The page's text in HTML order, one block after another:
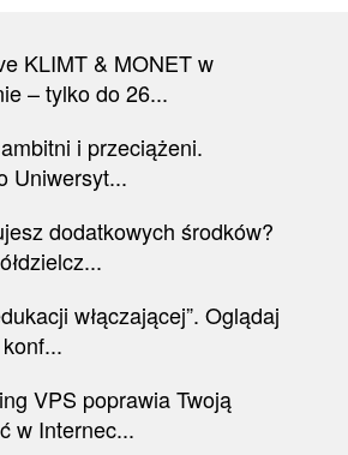
KLIMT & MONET w
– tylko do 26...
ambitni i przeciążeni.
Uniwersyt...
dodatkowych środków?
włączającej”. Oglądaj
VPS poprawia Twoją
w Internec...